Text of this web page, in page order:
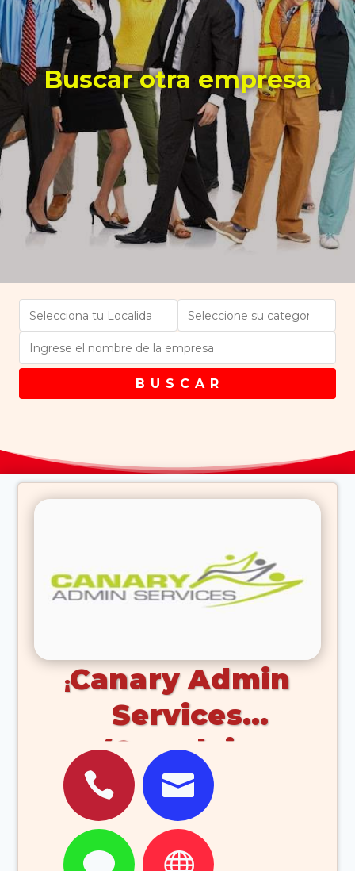
Buscar otra empresa
B U S C A R
Canary Admin
Services
(Corralejo
Fuerteventura)
 
 